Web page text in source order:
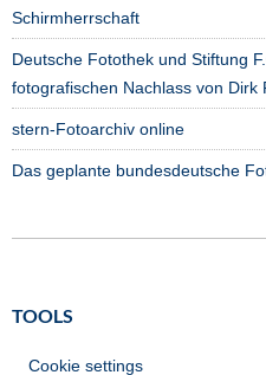
Schirmherrschaft
Deutsche Fotothek und Stiftung
fotografischen Nachlass von Dirk
stern-Fotoarchiv online
Das geplante bundesdeutsche
TOOLS
Cookie settings